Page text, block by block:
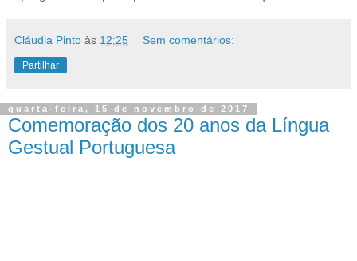
Cláudia Pinto às 12:25 Sem comentários:
Partilhar
quarta-feira, 15 de novembro de 2017
Comemoração dos 20 anos da Língua
Gestual Portuguesa